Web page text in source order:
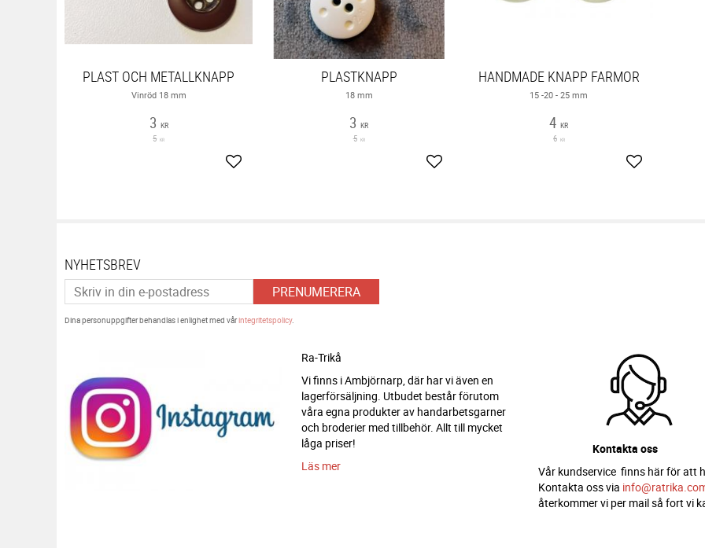
PLAST OCH METALLKNAPP
Vinröd 18 mm
3 KR
5 KR
Lägg till i favoriter
PLASTKNAPP
18 mm
3 KR
5 KR
Lägg till i favoriter
HANDMADE KNAPP FARMOR
15 -20 - 25 mm
4 KR
6 KR
Lägg till i
NYHETSBREV
PRENUMERERA
Dina personuppgifter behandlas i enlighet med vårintegritetspolicy.
Ra-Trikå
Vi finns i Ambjörnarp, där har vi även en
lagerförsäljning. Utbudet består förutom
våra egna produkter av handarbetsgarner
och broderier med tillbehör. Allt till mycket
låga priser!
Läs mer
Kontakta oss
Vår kundservice finns här för att
Kontakta oss via
återkommer vi per mail så fort vi